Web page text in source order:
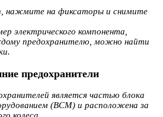
нажмите на фиксаторы и снимите
электрического компонента,
предохранителю, можно найти
предохранители
является частью блока
(BCM) и расположена за